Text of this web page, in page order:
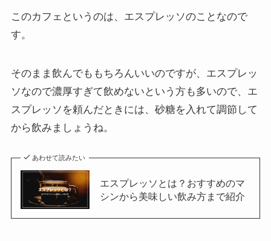
このカフェというのは、エスプレッソのことなので
す。
そのまま飲んでももちろんいいのですが、エスプレッ
ソなので濃厚すぎて飲めないという方も多いので、エ
スプレッソを頼んだときには、砂糖を入れて調節して
から飲みましょうね。
あわせて読みたい
エスプレッソとは？おすすめのマ
シンから美味しい飲み方まで紹介